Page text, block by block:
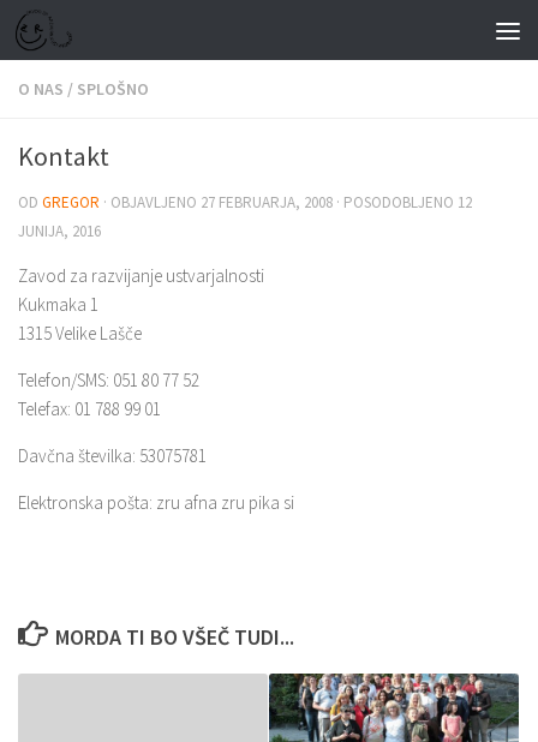
Skip to content
O NAS / SPLOŠNO
Kontakt
OD GREGOR · OBJAVLJENO 27 FEBRUARJA, 2008 · POSODOBLJENO 12
JUNIJA, 2016
Zavod za razvijanje ustvarjalnosti
Kukmaka 1
1315 Velike Lašče
Telefon/SMS: 051 80 77 52
Telefax: 01 788 99 01
Davčna številka: 53075781
Elektronska pošta: zru afna zru pika si
MORDA TI BO VŠEČ TUDI...